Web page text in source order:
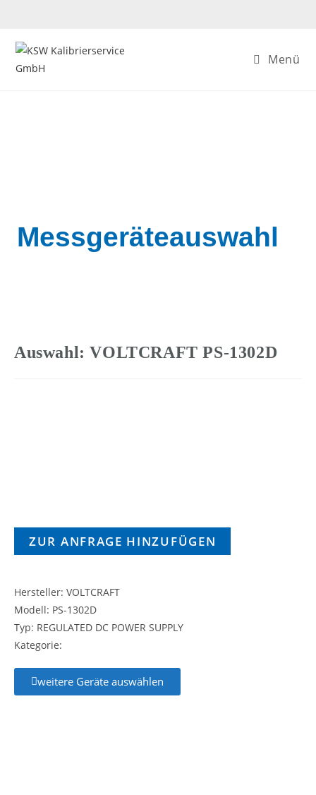
Menü
Messgeräteauswahl
Auswahl: VOLTCRAFT PS-1302D
ZUR ANFRAGE HINZUFÜGEN
Hersteller: VOLTCRAFT
Modell: PS-1302D
Typ: REGULATED DC POWER SUPPLY
Kategorie:
weitere Geräte auswählen